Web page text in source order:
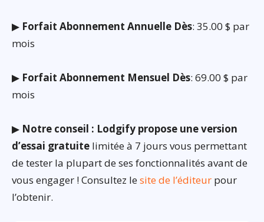
▶ Forfait Abonnement Annuelle Dès: 35.00 $ par
mois
▶ Forfait Abonnement Mensuel Dès: 69.00 $ par
mois
▶ Notre conseil : Lodgify propose une version
d’essai gratuite limitée à 7 jours vous permettant
de tester la plupart de ses fonctionnalités avant de
vous engager ! Consultez lesite de l’éditeur pour
l’obtenir.